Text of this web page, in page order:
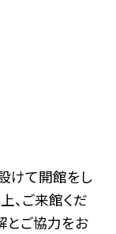
けて開館をし
、ご来館くだ
とご協力をお